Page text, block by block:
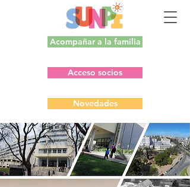
Acompañar a la familia
Acceso socios
Novedades